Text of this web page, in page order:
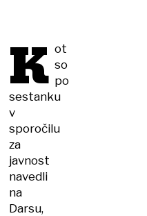
K ot
so
po
sestanku
v
sporočilu
za
javnost
navedli
na
Darsu,